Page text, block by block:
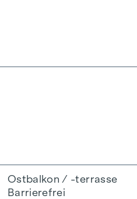
Ostbalkon / -terrasse
Barrierefrei